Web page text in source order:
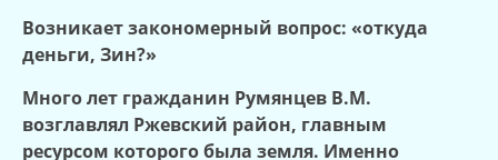
Возникает закономерный вопрос: «откуда
деньги, Зин?»
Много лет гражданин Румянцев В.М.
возглавлял Ржевский район, главным
ресурсом которого была земля. Именно